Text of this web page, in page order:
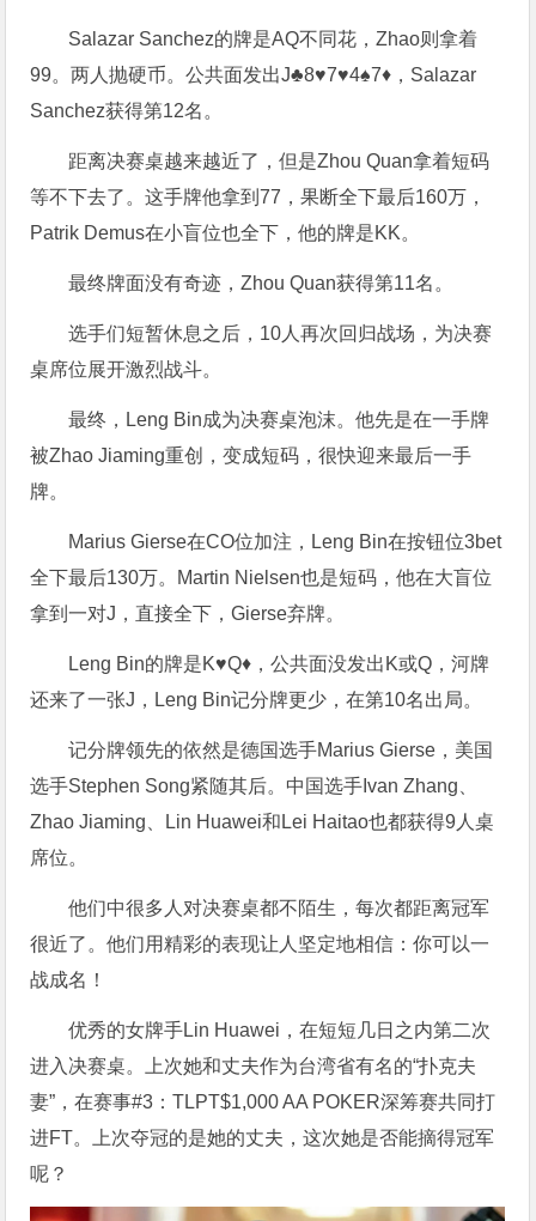
Salazar Sanchez的牌是AQ不同花，Zhao则拿着
99。两人抛硬币。公共面发出J♣8♥7♥4♠7♦，Salazar
Sanchez获得第12名。
距离决赛桌越来越近了，但是Zhou Quan拿着短码
等不下去了。这手牌他拿到77，果断全下最后160万，
Patrik Demus在小盲位也全下，他的牌是KK。
最终牌面没有奇迹，Zhou Quan获得第11名。
选手们短暂休息之后，10人再次回归战场，为决赛
桌席位展开激烈战斗。
最终，Leng Bin成为决赛桌泡沫。他先是在一手牌
被Zhao Jiaming重创，变成短码，很快迎来最后一手
牌。
Marius Gierse在CO位加注，Leng Bin在按钮位3bet
全下最后130万。Martin Nielsen也是短码，他在大盲位
拿到一对J，直接全下，Gierse弃牌。
Leng Bin的牌是K♥Q♦，公共面没发出K或Q，河牌
还来了一张J，Leng Bin记分牌更少，在第10名出局。
记分牌领先的依然是德国选手Marius Gierse，美国
选手Stephen Song紧随其后。中国选手Ivan Zhang、
Zhao Jiaming、Lin Huawei和Lei Haitao也都获得9人桌
席位。
他们中很多人对决赛桌都不陌生，每次都距离冠军
很近了。他们用精彩的表现让人坚定地相信：你可以一
战成名！
优秀的女牌手Lin Huawei，在短短几日之内第二次
进入决赛桌。上次她和丈夫作为台湾省有名的“扑克夫
妻”，在赛事#3：TLPT$1,000 AA POKER深筹赛共同打
进FT。上次夺冠的是她的丈夫，这次她是否能摘得冠军
呢？